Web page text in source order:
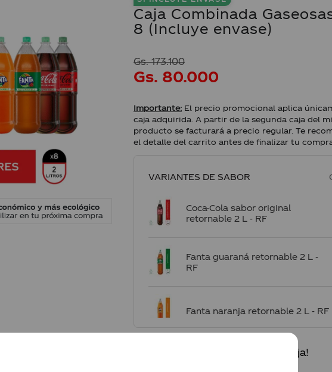
Caja Combinada
8 (Incluye envase)
Gs. 80.000
Gs. 173.100
Importante: El precio promocional aplica
caja adquirida. A partir de la segunda caja del
producto se facturará a precio regular. Te
el detalle del carrito antes de finalizar tu
Coca-Cola sabor original
retornable 2 L - RF
Fanta guaraná retornable 2 L -
RF
Fanta naranja retornable 2 L - RF
Fanta piña retornable 2 L - RF
para completar tu caja!